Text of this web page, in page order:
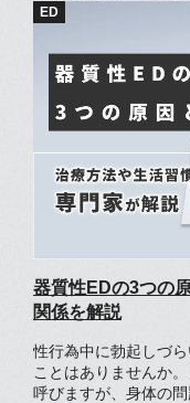
ンドームED」と呼びます。 コンドームEDは精神
生じる可能性もあり
早めの対策が必要です。 この記事では、コンドーム
る原因や対処法、治
器質性EDの3つの
関係を解説
性行為中に勃起しづ
ことはありませんか
呼びますが、身体の